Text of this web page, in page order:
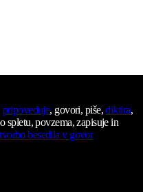
pripoveduje, govori, piše,diktira,
spletu, povzema, zapisuje in
besedila v govor